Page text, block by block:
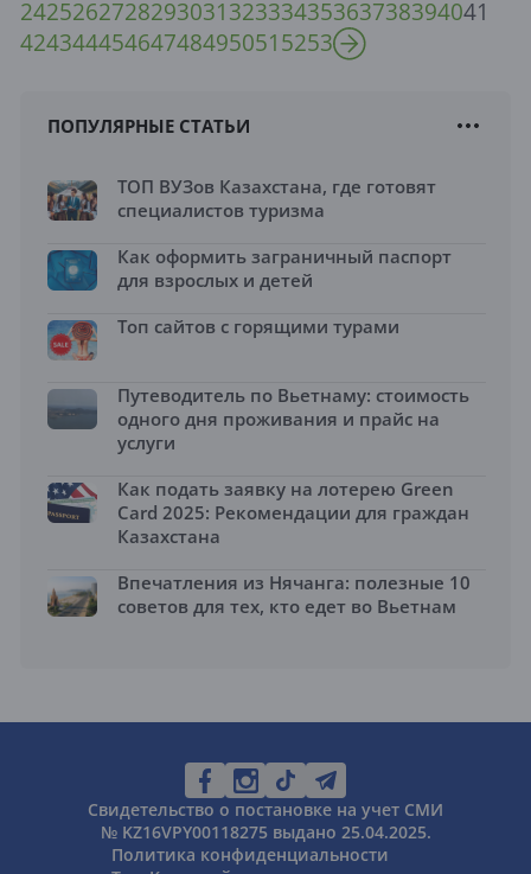
242526272829303132333435363738394041
424344454647484950515253
ПОПУЛЯРНЫЕ СТАТЬИ
ТОП ВУЗов Казахстана, где готовят
специалистов туризма
Как оформить заграничный паспорт
для взрослых и детей
Топ сайтов с горящими турами
Путеводитель по Вьетнаму: стоимость
одного дня проживания и прайс на
услуги
Как подать заявку на лотерею Green
Card 2025: Рекомендации для граждан
Казахстана
Впечатления из Нячанга: полезные 10
советов для тех, кто едет во Вьетнам
Свидетельство о постановке на учет СМИ
№ KZ16VPY00118275 выдано 25.04.2025.
Политика конфиденциальности